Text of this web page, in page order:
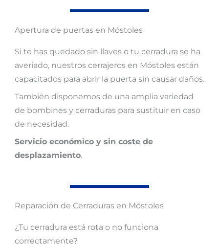
Apertura de puertas en Móstoles
Si te has quedado sin llaves o tu cerradura se ha
averiado, nuestros cerrajeros en Móstoles están
capacitados para abrir la puerta sin causar daños.
También disponemos de una amplia variedad
de bombines y cerraduras para sustituir en caso
de necesidad.
Servicio económico y sin coste de
desplazamiento.
Reparación de Cerraduras en Móstoles
¿Tu cerradura está rota o no funciona
correctamente?